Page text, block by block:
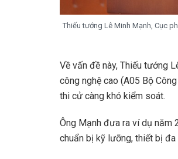
Thiếu tướng Lê Minh Mạnh, Cục
Về vấn đề này, Thiếu tướng
công nghệ cao (A05 Bộ
thi cử càng khó kiểm soát.
Ông Mạnh đưa ra ví dụ năm
chuẩn bị kỹ lưỡng, thiết bị